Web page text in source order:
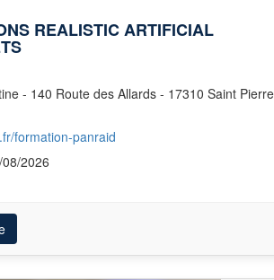
REALISTIC ARTIFICIAL
formation-panraid
2026